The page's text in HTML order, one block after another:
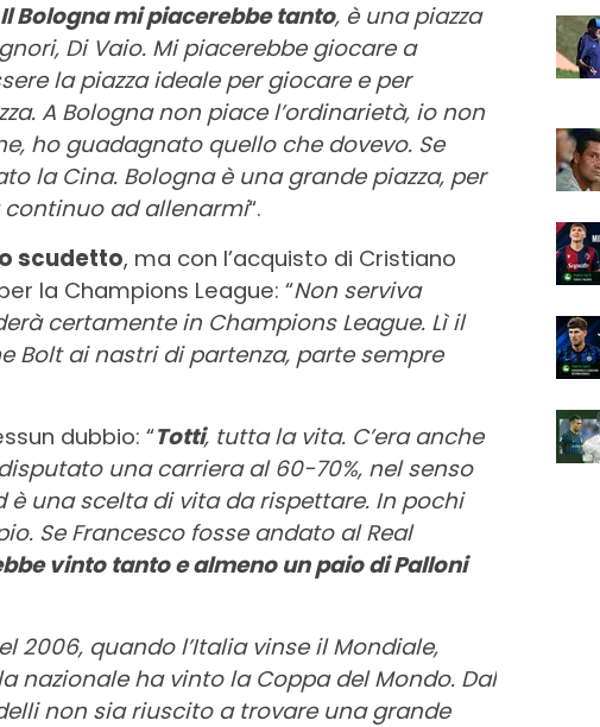
Il Bologna mi piacerebbe tanto, è una piazza
Di Vaio. Mi piacerebbe giocare a
la piazza ideale per giocare e per
A Bologna non piace l’ordinarietà, io non
ho guadagnato quello che dovevo. Se
la Cina. Bologna è una grande piazza, per
ad allenarmi“.
scudetto, ma con l’acquisto di Cristiano
la Champions League: “Non serviva
certamente in Champions League. Lì il
Bolt ai nastri di partenza, parte sempre
dubbio: “Totti, tutta la vita. C’era anche
una carriera al 60-70%, nel senso
è una scelta di vita da rispettare. In pochi
Se Francesco fosse andato al Real
vinto tanto e almeno un paio di Palloni
2006, quando l’Italia vinse il Mondiale,
nazionale ha vinto la Coppa del Mondo. Dal
non sia riuscito a trovare una grande